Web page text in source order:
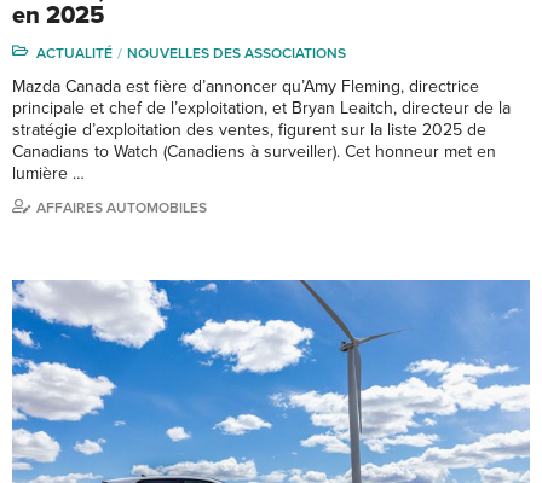
en 2025
ACTUALITÉ NOUVELLES DES ASSOCIATIONS
Mazda Canada est fière d’annoncer qu’Amy Fleming, directrice
principale et chef de l’exploitation, et Bryan Leaitch, directeur de la
stratégie d’exploitation des ventes, figurent sur la liste 2025 de
Canadians to Watch (Canadiens à surveiller). Cet honneur met en
lumière …
AFFAIRES AUTOMOBILES